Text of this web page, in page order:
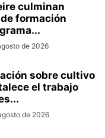
culminan
formación
de 2026
sobre cultivo
el trabajo
de 2026